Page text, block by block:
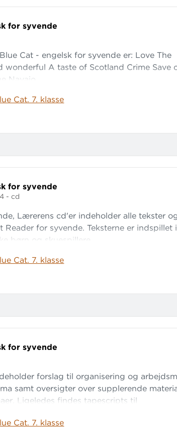
for syvende
Cat - engelsk for syvende er: Love The
wonderful A taste of Scotland Crime Save
Navajo
Cat. 7. klasse
for syvende
- cd
Lærerens cd'er indeholder alle tekster
Reader for syvende. Teksterne er indspillet i
børn og skuespillere.
Cat. 7. klasse
for syvende
forslag til organisering og
samt oversigter over supplerende
Ligeledes findes tapescripts til
Cat. 7. klasse